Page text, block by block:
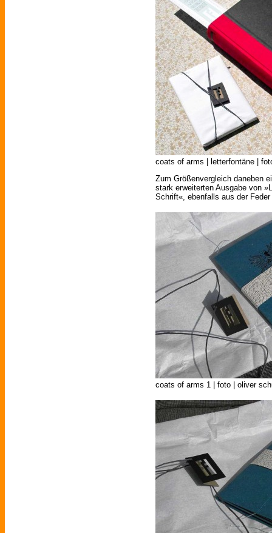
coats of arms | letterfontäne |
Zum Größenvergleich daneben
stark erweiterten Ausgabe von
Schrift«, ebenfalls aus der
coats of arms 1 | foto | oliver